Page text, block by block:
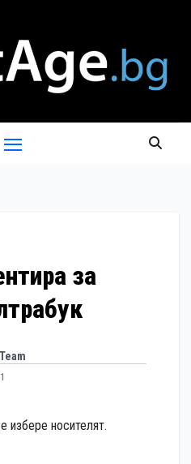
за
избере носителят.